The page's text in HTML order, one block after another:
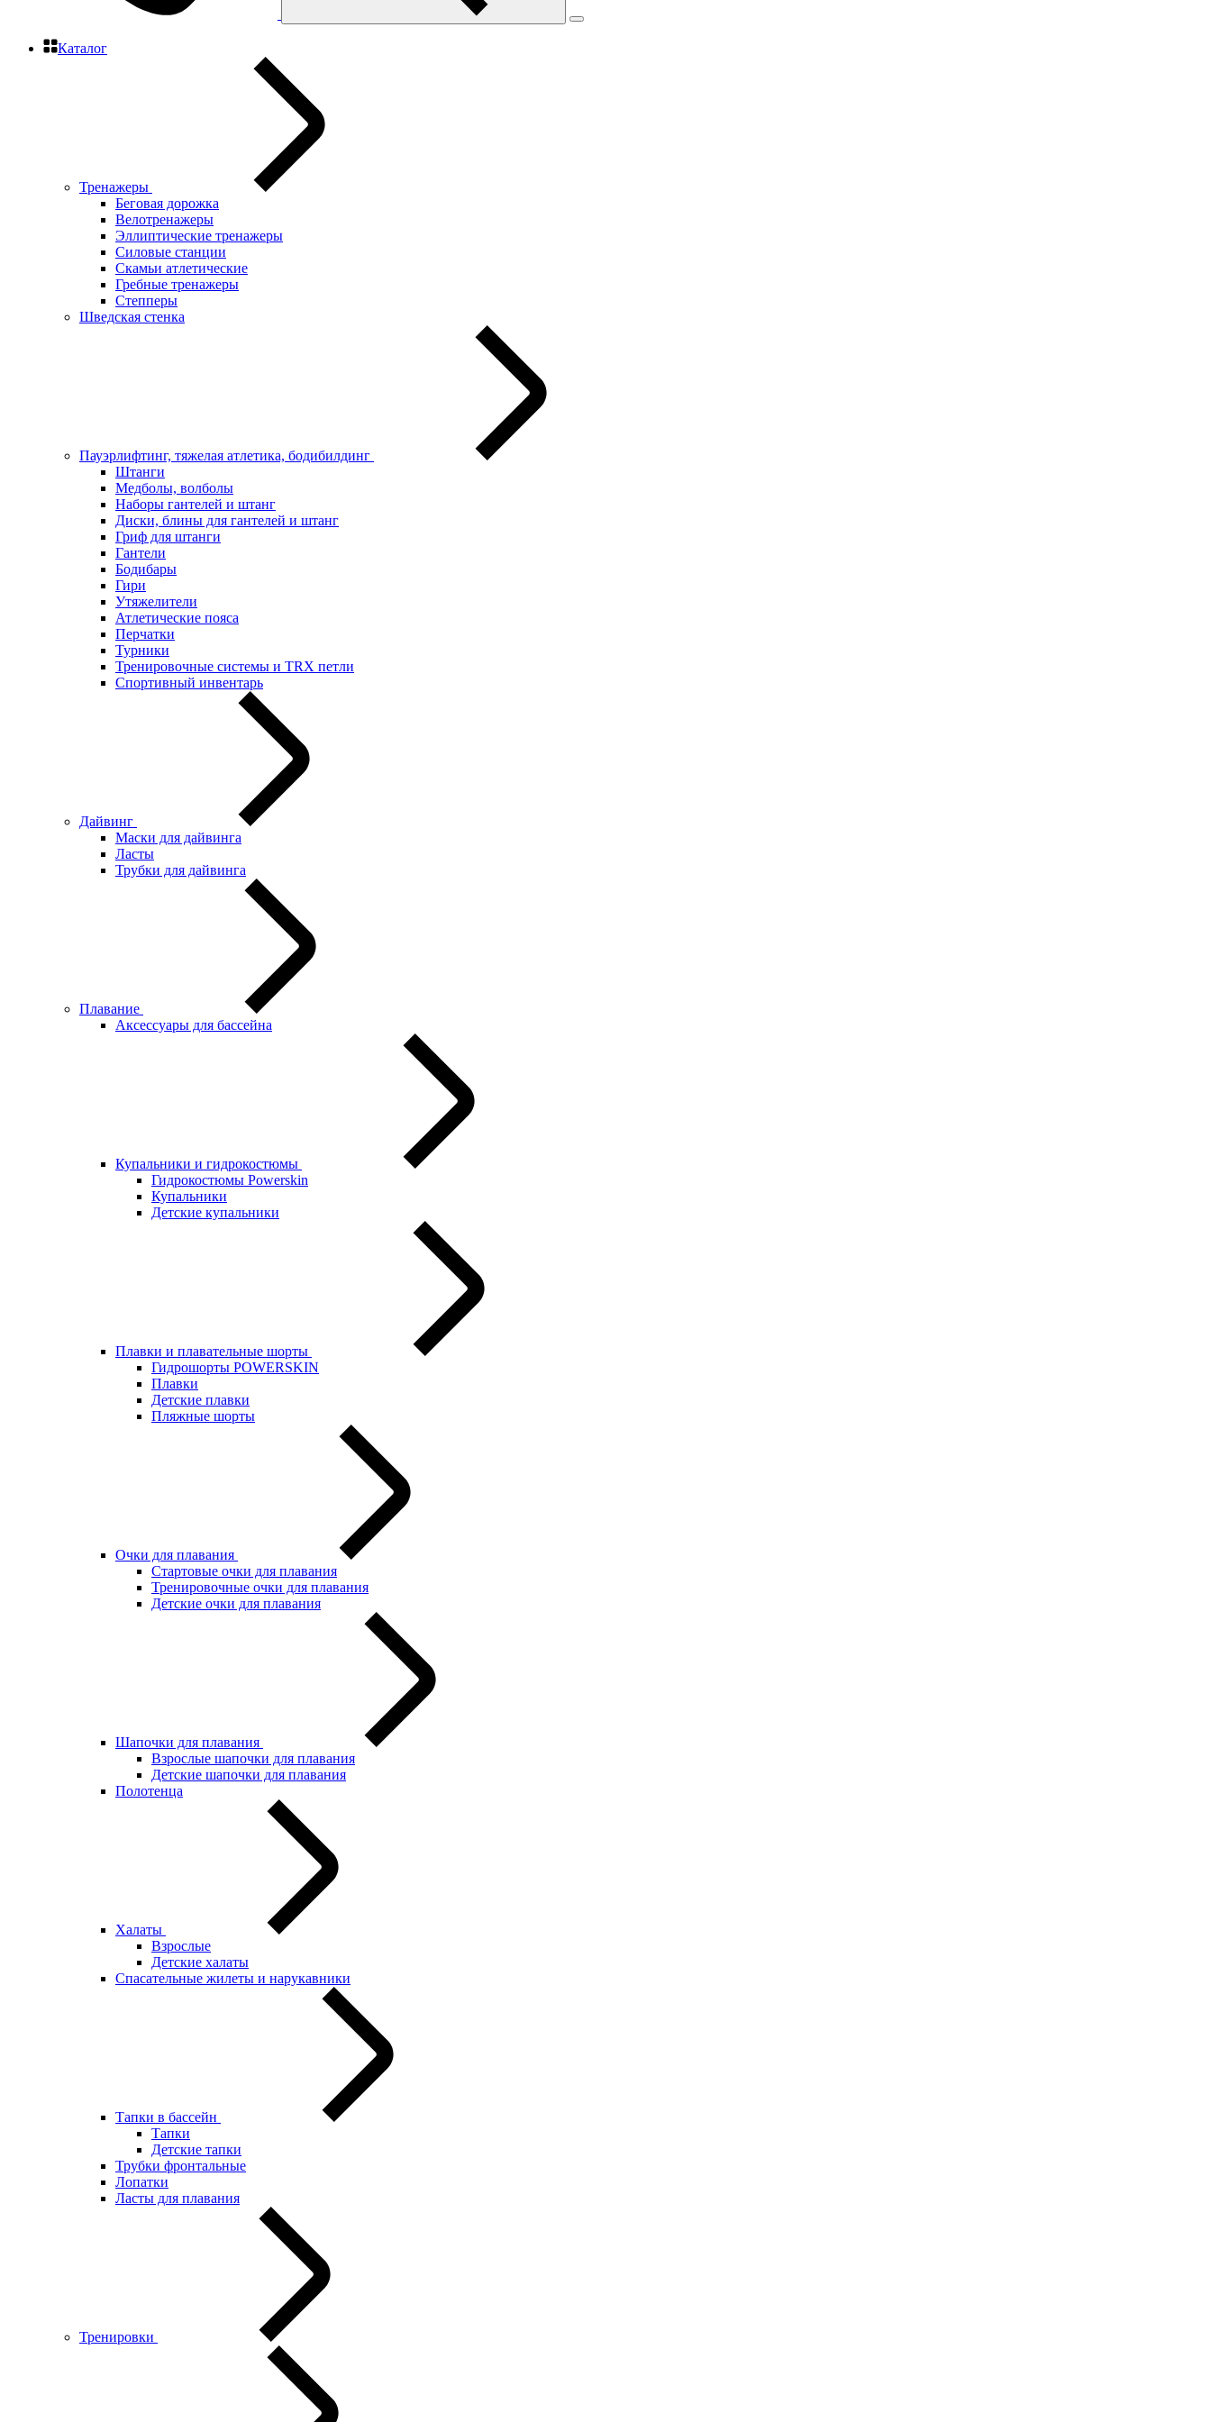
Каталог
Тренажеры
Беговая дорожка
Велотренажеры
Эллиптические тренажеры
Силовые станции
Скамьи атлетические
Гребные тренажеры
Степперы
Шведская стенка
Пауэрлифтинг, тяжелая атлетика, бодибилдинг
Штанги
Медболы, волболы
Наборы гантелей и штанг
Диски, блины для гантелей и штанг
Гриф для штанги
Гантели
Бодибары
Гири
Утяжелители
Атлетические пояса
Перчатки
Турники
Тренировочные системы и TRX петли
Спортивный инвентарь
Дайвинг
Маски для дайвинга
Ласты
Трубки для дайвинга
Плавание
Аксессуары для бассейна
Купальники и гидрокостюмы
Гидрокостюмы Powerskin
Купальники
Детские купальники
Плавки и плавательные шорты
Гидрошорты POWERSKIN
Плавки
Детские плавки
Пляжные шорты
Очки для плавания
Стартовые очки для плавания
Тренировочные очки для плавания
Детские очки для плавания
Шапочки для плавания
Взрослые шапочки для плавания
Детские шапочки для плавания
Полотенца
Халаты
Взрослые
Детские халаты
Спасательные жилеты и нарукавники
Тапки в бассейн
Тапки
Детские тапки
Трубки фронтальные
Лопатки
Ласты для плавания
Тренировки